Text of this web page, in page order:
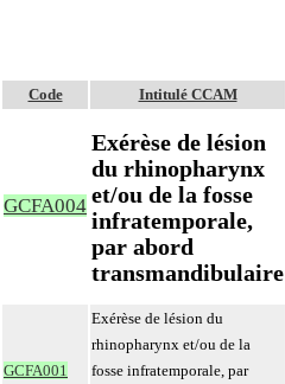
Code Intitulé CCAM
GCFA004
Exérèse de lésion
du rhinopharynx
et/ou de la fosse
infratemporale,
par abord
transmandibulaire
GCFA001
Exérèse de lésion du
rhinopharynx et/ou de la
fosse infratemporale, par